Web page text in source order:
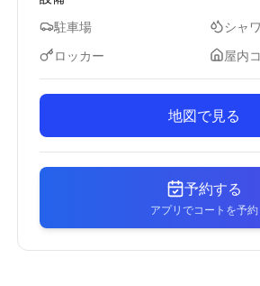
駐車場
シャ
ロッカー
屋内
地図で見る
予約する
アプリでコートを予約